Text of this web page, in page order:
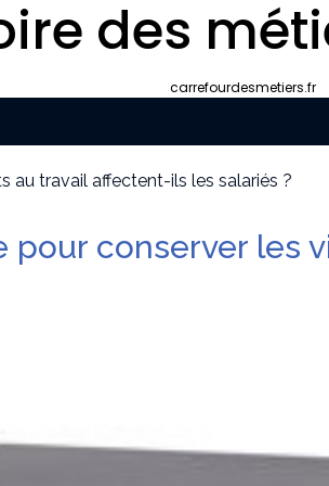
des
carrefourdesmetiers.fr
au travail affectent-ils les salariés ?
apparaître dans les moteurs IA
pour conserver les